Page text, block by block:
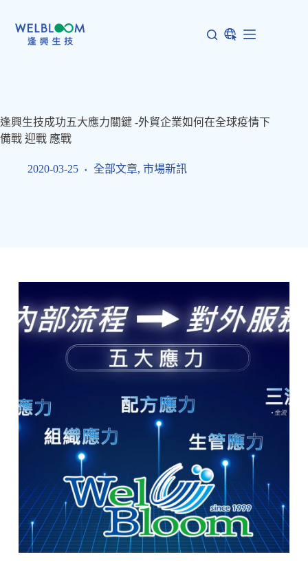
逢興生技成功五大應力關鍵 -外貿企業如何在全球疫情下
備戰 迎戰 應戰
2020-03-25 全部文章, 市場新訊